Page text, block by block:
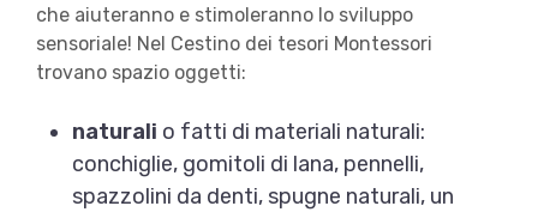
che aiuteranno e stimoleranno lo sviluppo
sensoriale! Nel Cestino dei tesori Montessori
trovano spazio oggetti:
naturali o fatti di materiali naturali:
conchiglie, gomitoli di lana, pennelli,
spazzolini da denti, spugne naturali, un